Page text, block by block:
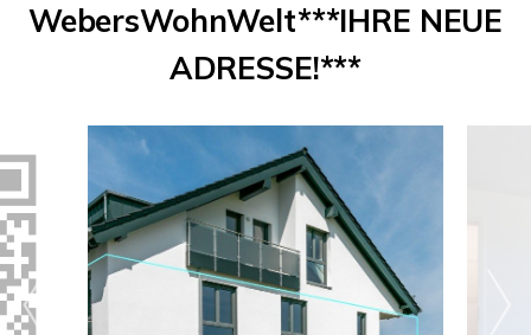
WebersWohnWelt***IHRE NEUE
ADRESSE!***